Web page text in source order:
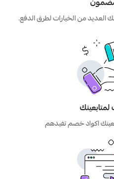
العديد من الخيارات لطرق الدفع.
اكواد خصم تفيدهم